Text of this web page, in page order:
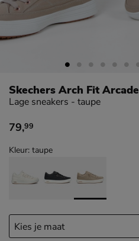
Skechers Arch Fit Arcade
Lage sneakers - taupe
€ 79,99
79,99
Kleur: taupe